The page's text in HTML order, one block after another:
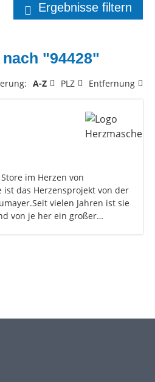
Ergebnisse filtern
"94428"
A-Z PLZ Entfernung
im Herzen von
ist das Herzensprojekt von der
vielen Jahren ist sie
von je her ein großer…